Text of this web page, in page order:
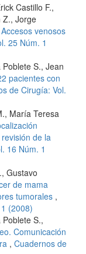
Castillo F.,
Z., Jorge
Accesos venosos
25 Núm. 1
S., Jean
pacientes con
de Cirugía: Vol.
María Teresa
de la
16 Núm. 1
Gustavo
de mama
tumorales ,
(2008)
S.,
Comunicación
, Cuadernos de